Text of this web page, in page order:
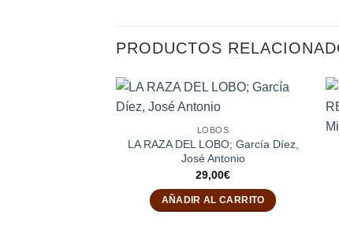
PRODUCTOS
LOBOS
LA RAZA DEL LOBO; García Díez,
José Antonio
29,00€
AÑADIR AL CARRITO